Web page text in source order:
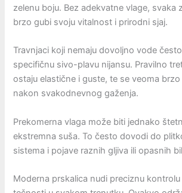
zelenu boju. Bez adekvatne vlage, svaka
brzo gubi svoju vitalnost i prirodni sjaj.
Travnjaci koji nemaju dovoljno vode
specifičnu sivo-plavu nijansu. Pravilno
ostaju elastične i guste, te se veoma
nakon svakodnevnog gaženja.
Prekomerna vlaga može biti jednako
ekstremna suša. To često dovodi do
sistema i pojave raznih gljiva ili opasnih
Moderna prskalica nudi preciznu